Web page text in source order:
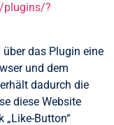
plugins/?
über das Plugin eine
und dem
dadurch die
diese Website
„Like-Button“